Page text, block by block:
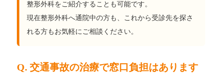
整形外科をご紹介することも可能です。
現在整形外科へ通院中の方も、これから受診先を探さ
れる方もお気軽にご相談ください。
Q. 交通事故の治療で窓口負担はあります